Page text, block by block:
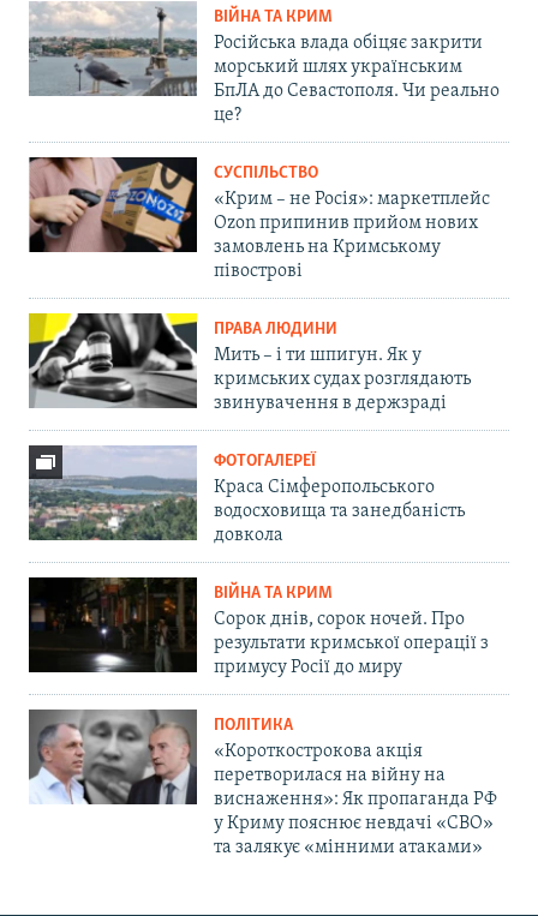
ВІЙНА ТА КРИМ
Російська влада обіцяє закрити
морський шлях українським
БпЛА до Севастополя. Чи реально
це?
СУСПІЛЬСТВО
«Крим – не Росія»: маркетплейс
Ozon припинив прийом нових
замовлень на Кримському
півострові
ПРАВА ЛЮДИНИ
Мить – і ти шпигун. Як у
кримських судах розглядають
звинувачення в держзраді
ФОТОГАЛЕРЕЇ
Краса Сімферопольського
водосховища та занедбаність
довкола
ВІЙНА ТА КРИМ
Сорок днів, сорок ночей. Про
результати кримської операції з
примусу Росії до миру
ПОЛІТИКА
«Короткострокова акція
перетворилася на війну на
виснаження»: Як пропаганда РФ
у Криму пояснює невдачі «СВО»
та залякує «мінними атаками»